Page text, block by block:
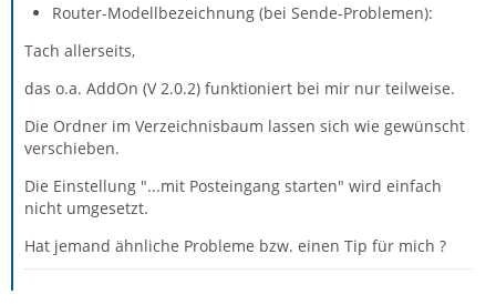
Router-Modellbezeichnung (bei Sende-Problemen):
Tach allerseits,
das o.a. AddOn (V 2.0.2) funktioniert bei mir nur teilweise.
Die Ordner im Verzeichnisbaum lassen sich wie gewünscht
verschieben.
Die Einstellung "...mit Posteingang starten" wird einfach
nicht umgesetzt.
Hat jemand ähnliche Probleme bzw. einen Tip für mich ?